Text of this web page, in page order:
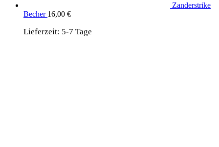
Zanderstrike
Becher 16,00 €
Lieferzeit: 5-7 Tage